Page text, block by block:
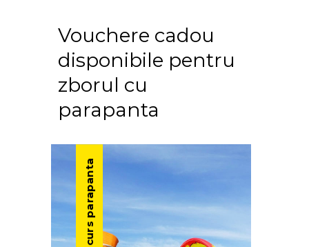
Vouchere cadou
disponibile pentru
zborul cu
parapanta
curs parapanta